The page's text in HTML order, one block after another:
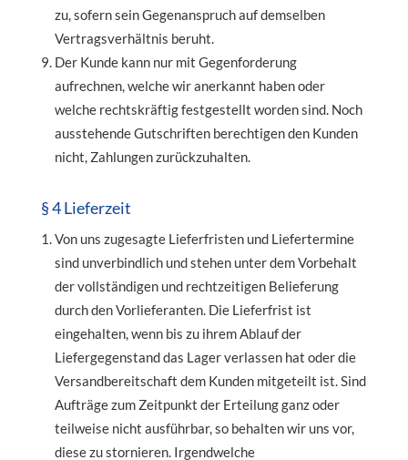
zu, sofern sein Gegenanspruch auf demselben
Vertragsverhältnis beruht.
Der Kunde kann nur mit Gegenforderung
aufrechnen, welche wir anerkannt haben oder
welche rechtskräftig festgestellt worden sind. Noch
ausstehende Gutschriften berechtigen den Kunden
nicht, Zahlungen zurückzuhalten.
§ 4 Lieferzeit
Von uns zugesagte Lieferfristen und Liefertermine
sind unverbindlich und stehen unter dem Vorbehalt
der vollständigen und rechtzeitigen Belieferung
durch den Vorlieferanten. Die Lieferfrist ist
eingehalten, wenn bis zu ihrem Ablauf der
Liefergegenstand das Lager verlassen hat oder die
Versandbereitschaft dem Kunden mitgeteilt ist. Sind
Aufträge zum Zeitpunkt der Erteilung ganz oder
teilweise nicht ausführbar, so behalten wir uns vor,
diese zu stornieren. Irgendwelche